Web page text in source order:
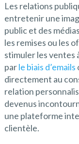
Les relations
entretenir une
public et des
les remises ou les
stimuler les ventes
parle biais d’emails
directement au
relation
devenus
une plateforme
clientèle.